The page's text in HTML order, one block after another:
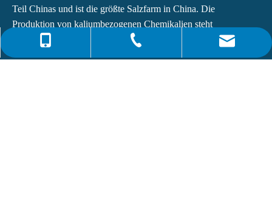
0086-532-85708217
0086-4008266163-82717
info@hiseachem.com
Teil Chinas und ist die größte Salzfarm in China. Die
Produktion von kaliumbezogenen Chemikalien steht
weltweit an vierter Stelle.Die Hauptprodukte von...